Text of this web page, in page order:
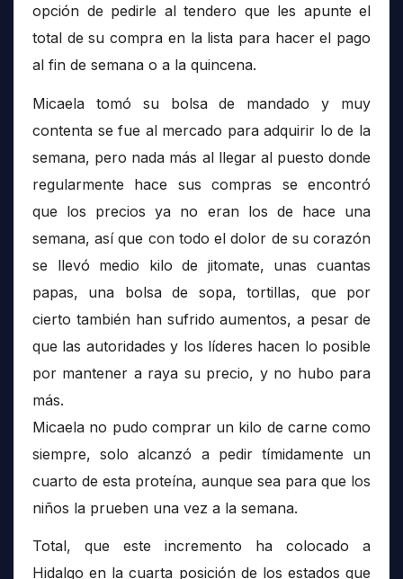
opción de pedirle al tendero que les apunte el
total de su compra en la lista para hacer el pago
al fin de semana o a la quincena.
Micaela tomó su bolsa de mandado y muy
contenta se fue al mercado para adquirir lo de la
semana, pero nada más al llegar al puesto donde
regularmente hace sus compras se encontró
que los precios ya no eran los de hace una
semana, así que con todo el dolor de su corazón
se llevó medio kilo de jitomate, unas cuantas
papas, una bolsa de sopa, tortillas, que por
cierto también han sufrido aumentos, a pesar de
que las autoridades y los líderes hacen lo posible
por mantener a raya su precio, y no hubo para
más.
Micaela no pudo comprar un kilo de carne como
siempre, solo alcanzó a pedir tímidamente un
cuarto de esta proteína, aunque sea para que los
niños la prueben una vez a la semana.
Total, que este incremento ha colocado a
Hidalgo en la cuarta posición de los estados que